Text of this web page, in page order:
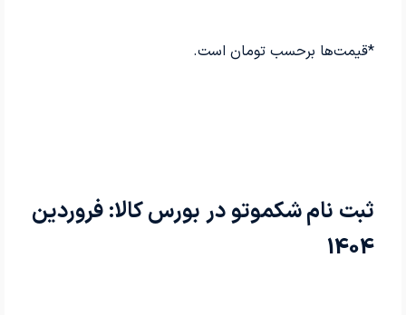
*قیمت‌ها برحسب تومان است.
ثبت نام شکموتو در بورس کالا: فروردین
1404